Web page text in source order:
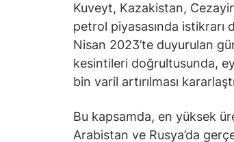
Kuveyt, Kazakistan,
petrol piyasasında istikrarı
Nisan 2023’te duyurulan
kesintileri doğrultusunda,
bin varil artırılması
Bu kapsamda, en yüksek
Arabistan ve Rusya’da